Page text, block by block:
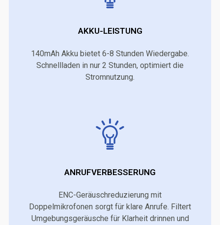
AKKU-LEISTUNG
140mAh Akku bietet 6-8 Stunden Wiedergabe.
Schnellladen in nur 2 Stunden, optimiert die
Stromnutzung.
ANRUFVERBESSERUNG
ENC-Geräuschreduzierung mit
Doppelmikrofonen sorgt für klare Anrufe. Filtert
Umgebungsgeräusche für Klarheit drinnen und